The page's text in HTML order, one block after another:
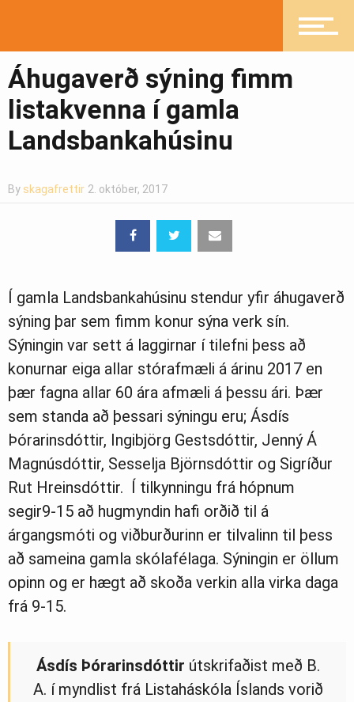
Pistlar
Greinasafn
Ljósmyndasafn
Áhugaverð sýning fimm
listakvenna í gamla
Landsbankahúsinu
By skagafrettir 2. október, 2017
Í gamla Landsbankahúsinu stendur yfir áhugaverð
sýning þar sem fimm konur sýna verk sín.
Sýningin var sett á laggirnar í tilefni þess að
konurnar eiga allar stórafmæli á árinu 2017 en
þær fagna allar 60 ára afmæli á þessu ári. Þær
sem standa að þessari sýningu eru; Ásdís
Þórarinsdóttir, Ingibjörg Gestsdóttir, Jenný Á
Magnúsdóttir, Sesselja Björnsdóttir og Sigríður
Rut Hreinsdóttir. Í tilkynningu frá hópnum
segir9-15 að hugmyndin hafi orðið til á
árgangsmóti og viðburðurinn er tilvalinn til þess
að sameina gamla skólafélaga. Sýningin er öllum
opinn og er hægt að skoða verkin alla virka daga
frá 9-15.
Ásdís Þórarinsdóttir útskrifaðist með B.
A. í myndlist frá Listaháskóla Íslands vorið